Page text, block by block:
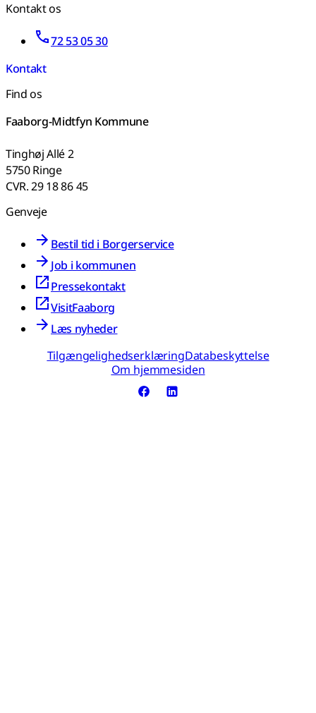
Kontakt os
72 53 05 30
Kontakt
Find os
Faaborg-Midtfyn Kommune
Tinghøj Allé 2
5750 Ringe
CVR. 29 18 86 45
Genveje
Bestil tid i Borgerservice
Job i kommunen
Pressekontakt
VisitFaaborg
Læs nyheder
TilgængelighedserklæringDatabeskyttelse
Om hjemmesiden